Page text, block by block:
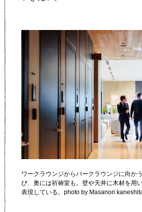
ワークラウンジからパークラウンジに向か
び、奥には祈祷室も。壁や天井に木材を用
表現している。photo by Masanori